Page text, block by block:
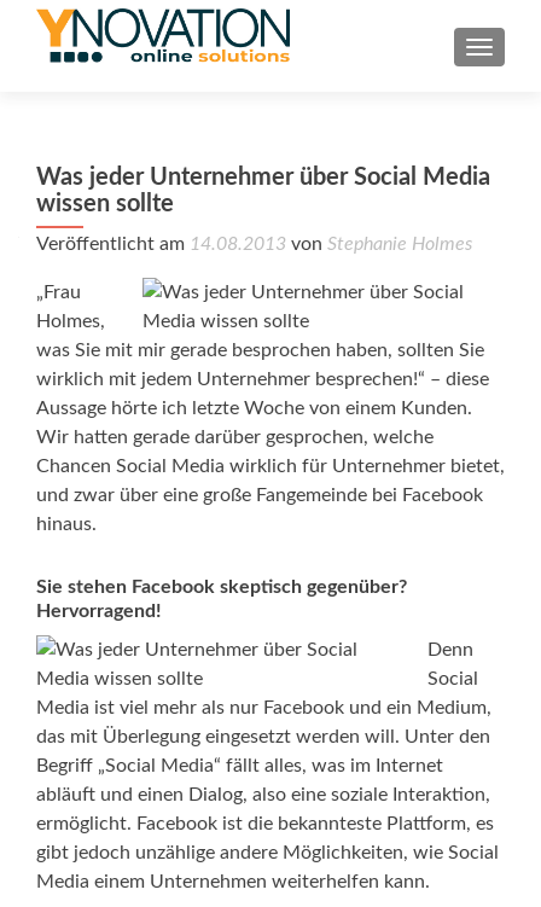
Was jeder Unternehmer über Social Media
wissen sollte
Veröffentlicht am 14.08.2013 von Stephanie Holmes
„Frau
Holmes,
was Sie mit mir gerade besprochen haben, sollten Sie
wirklich mit jedem Unternehmer besprechen!“ – diese
Aussage hörte ich letzte Woche von einem Kunden.
Wir hatten gerade darüber gesprochen, welche
Chancen Social Media wirklich für Unternehmer bietet,
und zwar über eine große Fangemeinde bei Facebook
hinaus.
Sie stehen Facebook skeptisch gegenüber?
Hervorragend!
Denn
Social
Media ist viel mehr als nur Facebook und ein Medium,
das mit Überlegung eingesetzt werden will. Unter den
Begriff „Social Media“ fällt alles, was im Internet
abläuft und einen Dialog, also eine soziale Interaktion,
ermöglicht. Facebook ist die bekannteste Plattform, es
gibt jedoch unzählige andere Möglichkeiten, wie Social
Media einem Unternehmen weiterhelfen kann.